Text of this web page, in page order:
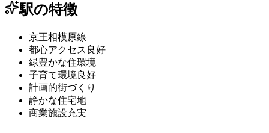
駅の特徴
京王相模原線
都心アクセス良好
緑豊かな住環境
子育て環境良好
計画的街づくり
静かな住宅地
商業施設充実